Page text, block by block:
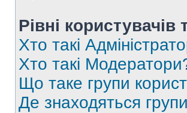
Рівні користувачів
Хто такі
Хто такі
Що таке групи
Де знаходяться